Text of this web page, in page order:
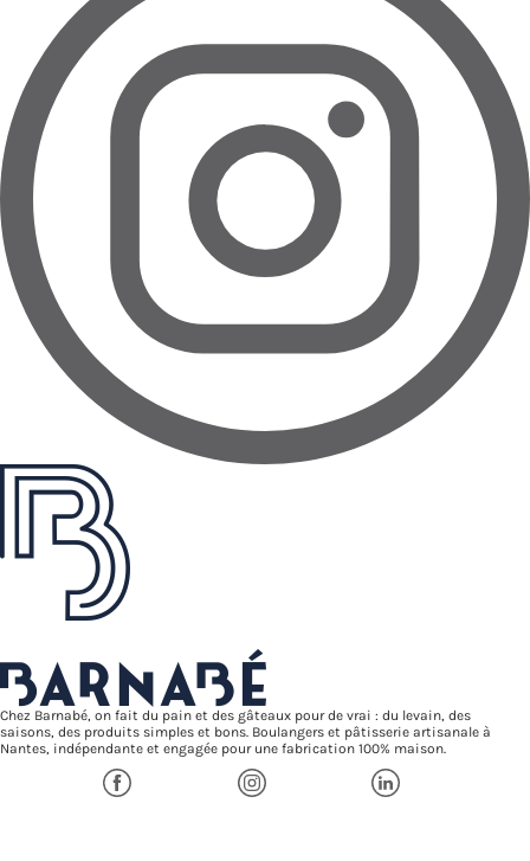
Chez Barnabé, on fait du pain et des gâteaux pour de vrai : du levain, des
saisons, des produits simples et bons. Boulangers et pâtisserie artisanale à
Nantes, indépendante et engagée pour une fabrication 100% maison.